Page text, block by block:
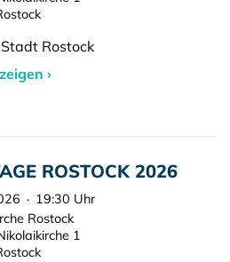
Rostock
›
ROSTOCK 2026
· 19:30 Uhr
Rostock
1